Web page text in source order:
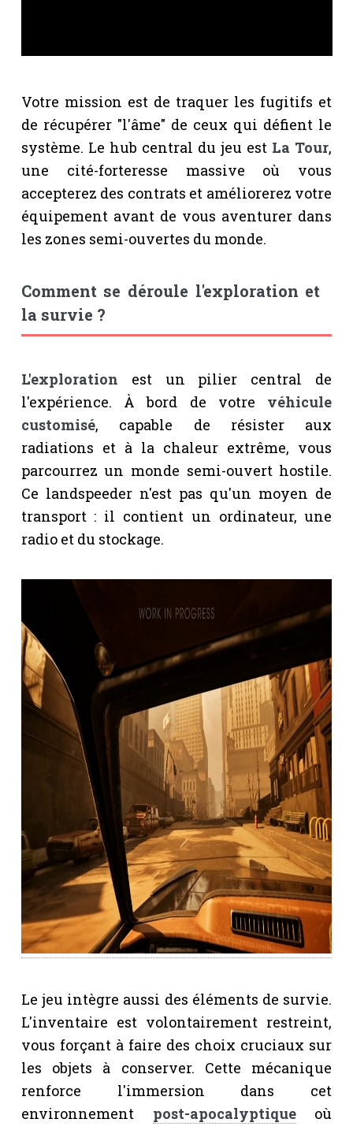
Votre mission est de traquer les fugitifs et
de récupérer "l'âme" de ceux qui défient le
système. Le hub central du jeu est La Tour,
une cité-forteresse massive où vous
accepterez des contrats et améliorerez votre
équipement avant de vous aventurer dans
les zones semi-ouvertes du monde.
Comment se déroule l'exploration et
la survie ?
L'exploration est un pilier central de
l'expérience. À bord de votre véhicule
customisé, capable de résister aux
radiations et à la chaleur extrême, vous
parcourrez un monde semi-ouvert hostile.
Ce landspeeder n'est pas qu'un moyen de
transport : il contient un ordinateur, une
radio et du stockage.
Le jeu intègre aussi des éléments de survie.
L'inventaire est volontairement restreint,
vous forçant à faire des choix cruciaux sur
les objets à conserver. Cette mécanique
renforce l'immersion dans cet
environnement post-apocalyptiqueoù